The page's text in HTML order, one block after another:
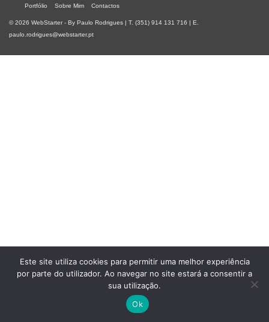
Portfólio Sobre Mim Contactos
© 2026 WebStarter - By Paulo Rodrigues | T. (351) 914 131 716 | E.
paulo.rodrigues@webstarter.pt
Este site utiliza cookies para permitir uma melhor experiência
por parte do utilizador. Ao navegar no site estará a consentir a
sua utilização.
Ok